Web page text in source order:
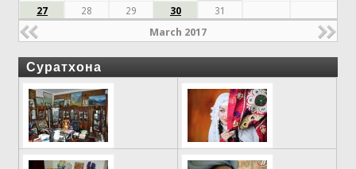
27
28 29 30 31
March 2017
Суратхона